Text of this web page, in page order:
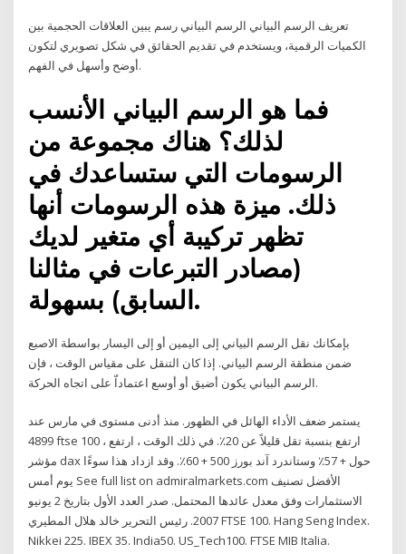
تعريف الرسم البياني الرسم البياني رسم يبين العلاقات الحجمية بين
الكميات الرقمية، ويستخدم في تقديم الحقائق في شكل تصويري لتكون
أوضح وأسهل في الفهم.
فما هو الرسم البياني الأنسب
لذلك؟ هناك مجموعة من
الرسومات التي ستساعدك في
ذلك. ميزة هذه الرسومات أنها
تظهر تركيبة أي متغير لديك
(مصادر التبرعات في مثالنا
السابق) بسهولة.
بإمكانك نقل الرسم البياني إلى اليمين أو إلى اليسار بواسطة الاصبع
ضمن منطقة الرسم البياني. إذا كان التنقل على مقياس الوقت ، فإن
الرسم البياني يكون أضيق أو أوسع اعتماداّ على اتجاه الحركة.
يستمر ضعف الأداء الهائل في الظهور. منذ أدنى مستوى في مارس عند
4899 ftse 100 ، ارتفع بنسبة تقل قليلاً عن 20٪. في ذلك الوقت ، ارتفع
مؤشر dax حول + 57٪ وستاندرد آند بورز 500 + 60٪. وقد ازداد هذا سوءًا
يوم أمس See full list on admiralmarkets.com الأفضل تصنيف
الاستثمارات وفق معدل عائدها المحتمل. صدر العدد الأول بتاريخ 2 يونيو
2007. رئيس التحرير خالد هلال المطيري FTSE 100. Hang Seng Index.
Nikkei 225. IBEX 35. India50. US_Tech100. FTSE MIB Italia.